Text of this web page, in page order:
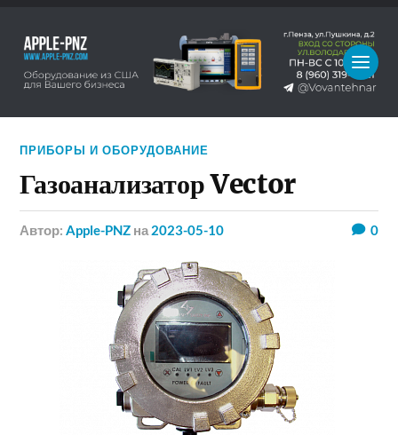
ПРИБОРЫ И ОБОРУДОВАНИЕ
Газоанализатор Vector
Автор:Apple-PNZ на 2023-05-10 0